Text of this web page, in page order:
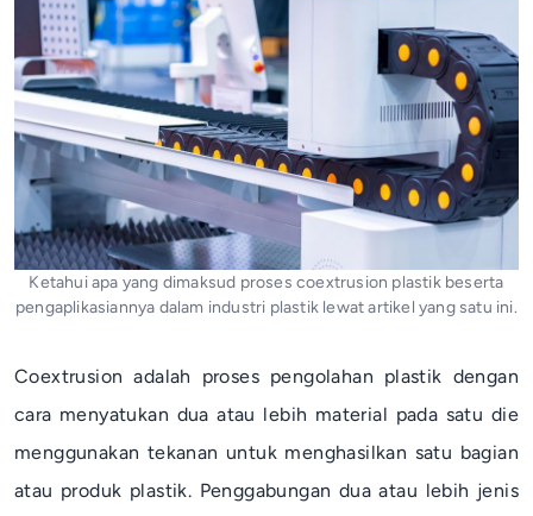
Ketahui apa yang dimaksud proses coextrusion plastik beserta
pengaplikasiannya dalam industri plastik lewat artikel yang satu ini.
Coextrusionadalah proses pengolahan plastik dengan
cara menyatukan dua atau lebih material pada satu die
menggunakan tekanan untuk menghasilkan satu bagian
atau produk plastik. Penggabungan dua atau lebih jenis